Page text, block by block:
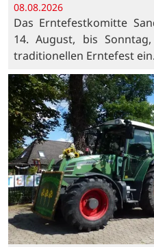
08.08.2026
Das Erntefestkomitte
14. August, bis
traditionellen Erntefest ein.